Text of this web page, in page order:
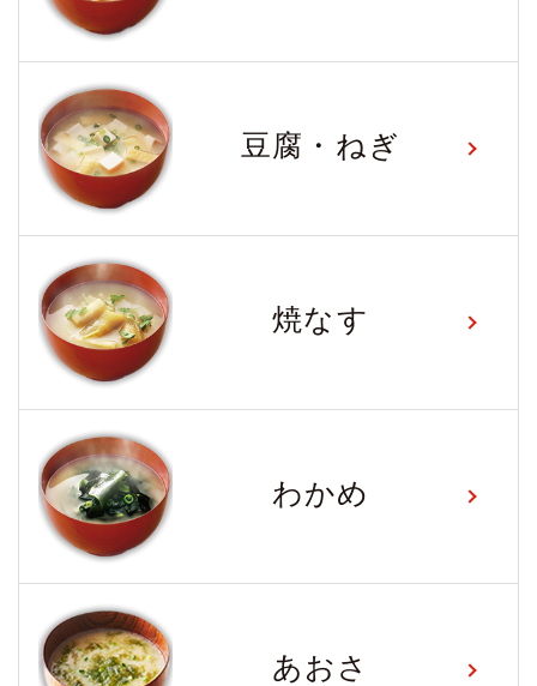
豆腐・ねぎ
焼なす
わかめ
あおさ